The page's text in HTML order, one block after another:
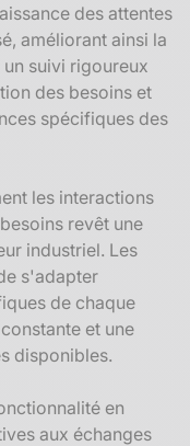
des attentes
améliorant ainsi la
suivi rigoureux
des besoins et
spécifiques des
les interactions
revêt une
industriel. Les
s'adapter
de chaque
et une
disponibles.
en
aux échanges